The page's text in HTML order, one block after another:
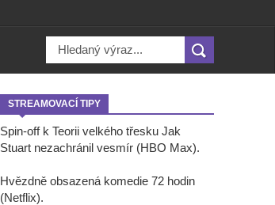
STREAMOVACÍ TIPY
Spin-off k Teorii velkého třesku Jak
Stuart nezachránil vesmír (HBO Max).
Hvězdně obsazená komedie 72 hodin
(Netflix).